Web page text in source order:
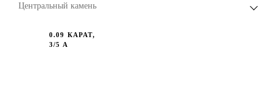
Центральный камень
0.09 КАРАТ,
3/5 А